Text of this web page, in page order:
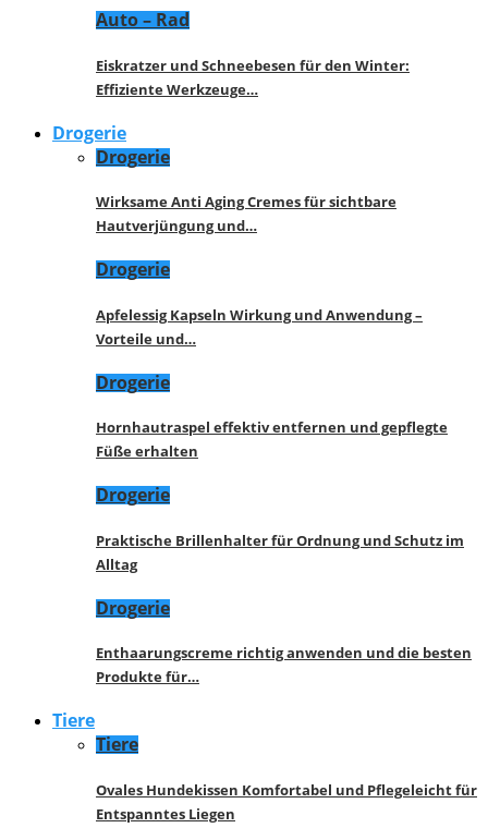
Auto – Rad
Eiskratzer und Schneebesen für den Winter:
Effiziente Werkzeuge…
Drogerie
Drogerie
Wirksame Anti Aging Cremes für sichtbare
Hautverjüngung und…
Drogerie
Apfelessig Kapseln Wirkung und Anwendung –
Vorteile und…
Drogerie
Hornhautraspel effektiv entfernen und gepflegte
Füße erhalten
Drogerie
Praktische Brillenhalter für Ordnung und Schutz im
Alltag
Drogerie
Enthaarungscreme richtig anwenden und die besten
Produkte für…
Tiere
Tiere
Ovales Hundekissen Komfortabel und Pflegeleicht für
Entspanntes Liegen